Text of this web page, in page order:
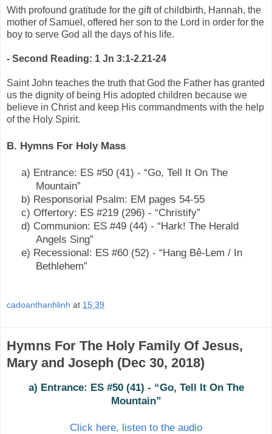
With profound gratitude for the gift of childbirth, Hannah, the
mother of Samuel, offered her son to the Lord in order for the
boy to serve God all the days of his life.
- Second Reading: 1 Jn 3:1-2.21-24
Saint John teaches the truth that God the Father has granted
us the dignity of being His adopted children because we
believe in Christ and keep His commandments with the help
of the Holy Spirit.
B. Hymns For Holy Mass
a) Entrance: ES #50 (41) - “Go, Tell It On The
Mountain”
b) Responsorial Psalm: EM pages 54-55
c) Offertory: ES #219 (296) - “Christify”
d) Communion: ES #49 (44) - “Hark! The Herald
Angels Sing”
e) Recessional: ES #60 (52) - “Hang Bê-Lem / In
Bethlehem”
cadoanthanhlinh at 15:39
Hymns For The Holy Family Of Jesus,
Mary and Joseph (Dec 30, 2018)
a) Entrance: ES #50 (41) - “Go, Tell It On The
Mountain”
Click here, listen to the audio